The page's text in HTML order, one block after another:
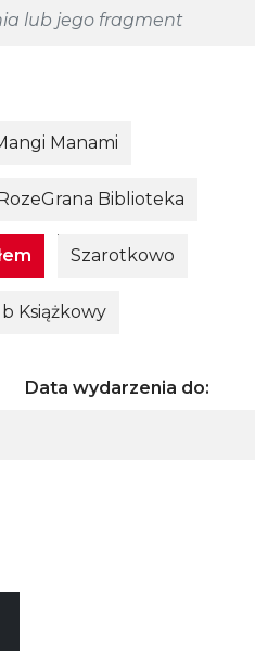
Manami
Biblioteka
Szarotkowo
Książkowy
Data wydarzenia do: